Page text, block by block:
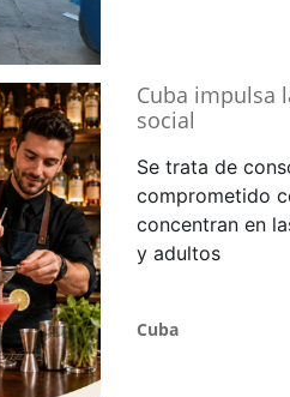
Cuba impulsa
social
Se trata de
comprometido
concentran en
y adultos
Cuba